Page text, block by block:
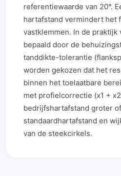
referentiewaarde van 20°.
hartafstand vermindert het
vastklemmen. In de
bepaald door de
tanddikte-tolerantie
worden gekozen dat het
binnen het toelaatbare
met profielcorrectie (x1 +
bedrijfshartafstand groter
standaardhartafstand en
van de steekcirkels.